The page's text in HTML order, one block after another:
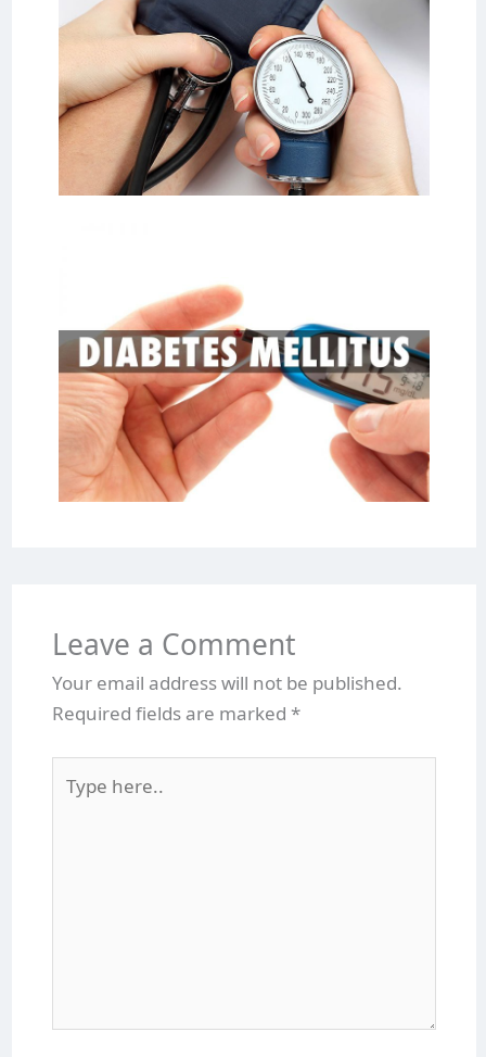
Leave a Comment
Your email address will not be published.
Required fields are marked *
here..